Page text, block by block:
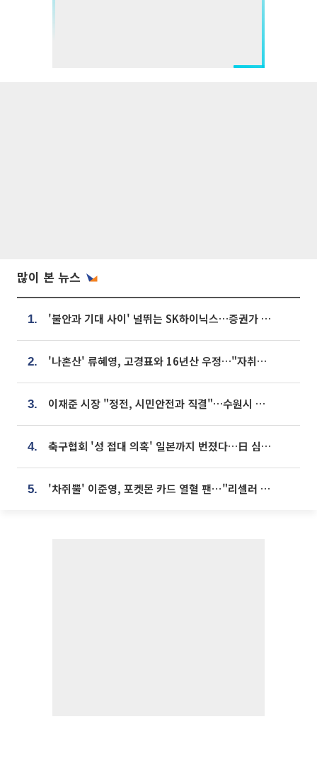
많이 본 뉴스
1. '불안과 기대 사이' 널뛰는 SK하이닉스…증권가 "HBM4·LTA 기반 펀터멘털 견고"
2. '나혼산' 류혜영, 고경표와 16년산 우정…"자취방서 부모님과 마주쳐"
3. 이재준 시장 "정전, 시민안전과 직결"…수원시 비상대응체계 가동
4. 축구협회 '성 접대 의혹' 일본까지 번졌다…日 심판 실명 공개
5. '차쥐뿔' 이준영, 포켓몬 카드 열혈 팬⋯"리셀러 처단할 것"